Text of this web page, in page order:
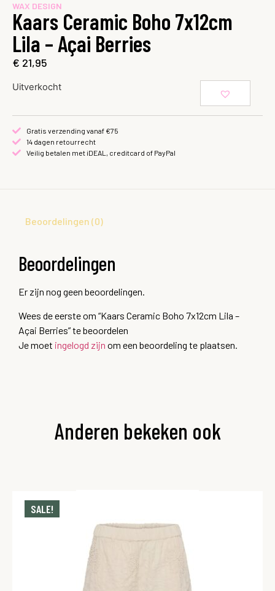
WAX DESIGN
Kaars Ceramic Boho 7x12cm
Lila – Açai Berries
€ 21,95
Uitverkocht
Gratis verzending vanaf €75
14 dagen retourrecht
Veilig betalen met iDEAL, creditcard of PayPal
Beoordelingen (0)
Beoordelingen
Er zijn nog geen beoordelingen.
Wees de eerste om “Kaars Ceramic Boho 7x12cm Lila –
Açai Berries” te beoordelen
Je moet ingelogd zijn om een beoordeling te plaatsen.
Anderen bekeken ook
SALE!